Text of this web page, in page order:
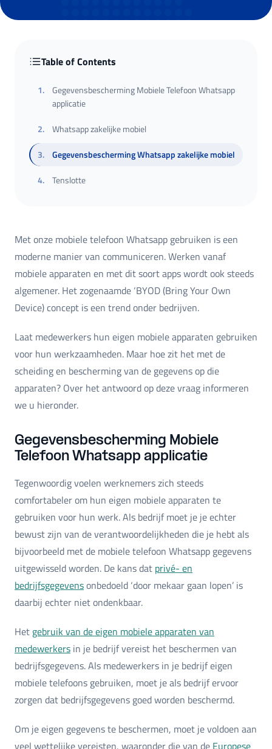
Table of Contents
1.
Gegevensbescherming Mobiele Telefoon Whatsapp
applicatie
2.
Whatsapp zakelijke mobiel
3.
Gegevensbescherming Whatsapp zakelijke mobiel
4. Tenslotte
Met onze mobiele telefoon Whatsapp gebruiken is een
moderne manier van communiceren. Werken vanaf
mobiele apparaten en met dit soort apps wordt ook steeds
algemener. Het zogenaamde ‘BYOD (Bring Your Own
Device) concept is een trend onder bedrijven.
Laat medewerkers hun eigen mobiele apparaten gebruiken
voor hun werkzaamheden. Maar hoe zit het met de
scheiding en bescherming van de gegevens op die
apparaten? Over het antwoord op deze vraag informeren
we u hieronder.
Gegevensbescherming Mobiele
Telefoon Whatsapp applicatie
Tegenwoordig voelen werknemers zich steeds
comfortabeler om hun eigen mobiele apparaten te
gebruiken voor hun werk. Als bedrijf moet je je echter
bewust zijn van de verantwoordelijkheden die je hebt als
bijvoorbeeld met de mobiele telefoon Whatsapp gegevens
uitgewisseld worden. De kans dat privé- en
bedrijfsgegevensonbedoeld ‘door mekaar gaan lopen’ is
daarbij echter niet ondenkbaar.
Het gebruik van de eigen mobiele apparaten van
medewerkers in je bedrijf vereist het beschermen van
bedrijfsgegevens. Als medewerkers in je bedrijf eigen
mobiele telefoons gebruiken, moet je als bedrijf ervoor
zorgen dat bedrijfsgegevens goed worden beschermd.
Om je eigen gegevens te beschermen, moet je voldoen aan
veel wettelijke vereisten, waaronder die van de Europese